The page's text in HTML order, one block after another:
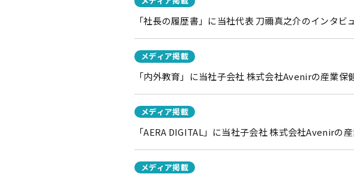
「社長の履歴書」に当社代表 刀禰真之介のインタビ
メディア掲載
「内外教育」に当社子会社 株式会社Avenirの産業保
メディア掲載
「AERA DIGITAL」に当社子会社 株式会社Avenirの
メディア掲載